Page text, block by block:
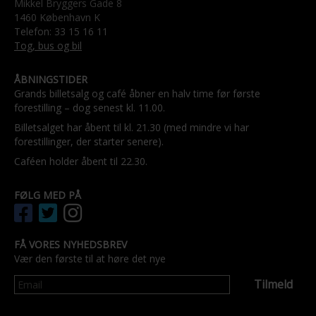
Mikkel Bryggers Gade 8
1460 København K
Telefon: 33 15 16 11
Tog, bus og bil
ÅBNINGSTIDER
Grands billetsalg og café åbner en halv time før første
forestilling – dog senest kl. 11.00.
Billetsalget har åbent til kl. 21.30 (med mindre vi har
forestillinger, der starter senere).
Caféen holder åbent til 22.30.
FØLG MED PÅ
FÅ VORES NYHEDSBREV
Vær den første til at høre det nye
Tilmeld